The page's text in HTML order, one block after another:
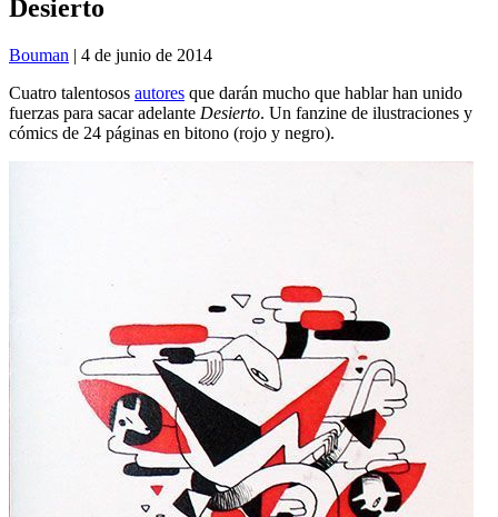
Desierto
Bouman | 4 de junio de 2014
Cuatro talentosos autores que darán mucho que hablar han unido
fuerzas para sacar adelante Desierto. Un fanzine de ilustraciones y
cómics de 24 páginas en bitono (rojo y negro).